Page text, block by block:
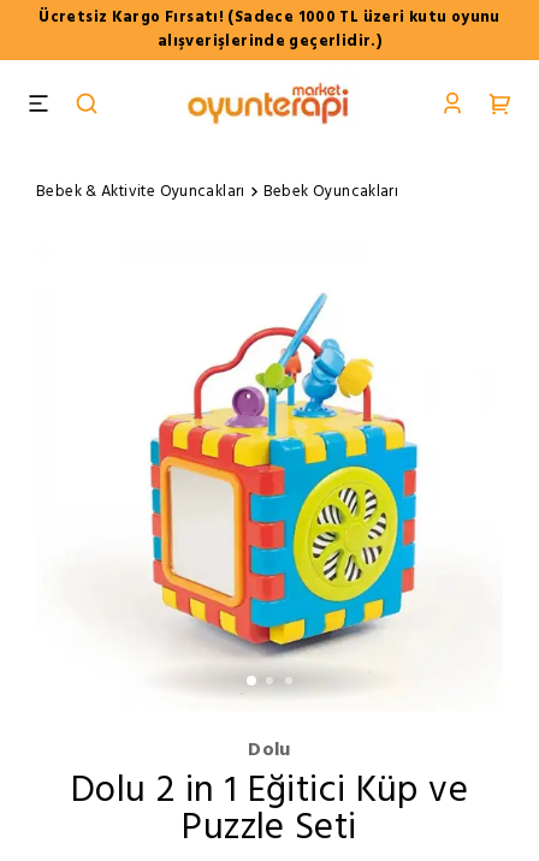
Ücretsiz Kargo Fırsatı! (Sadece 1000 TL üzeri kutu oyunu
alışverişlerinde geçerlidir.)
Bebek & Aktivite Oyuncakları Bebek Oyuncakları
Dolu
Dolu 2 in 1 Eğitici Küp ve
Puzzle Seti